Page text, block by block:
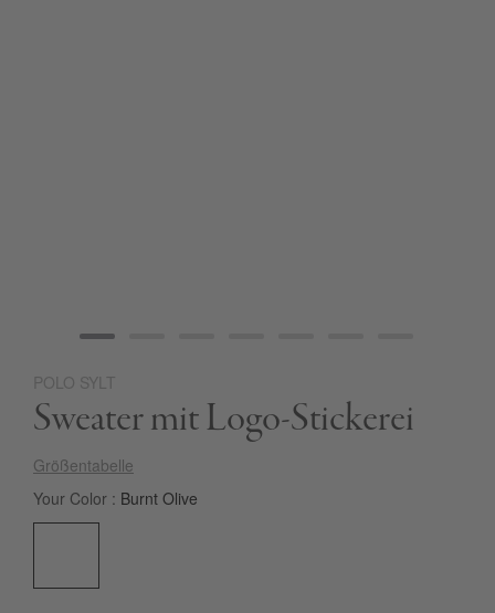
Zum
Anfang
der
springen
POLO SYLT
Sweater mit Logo-Stickerei
Größentabelle
Your Color
Burnt Olive